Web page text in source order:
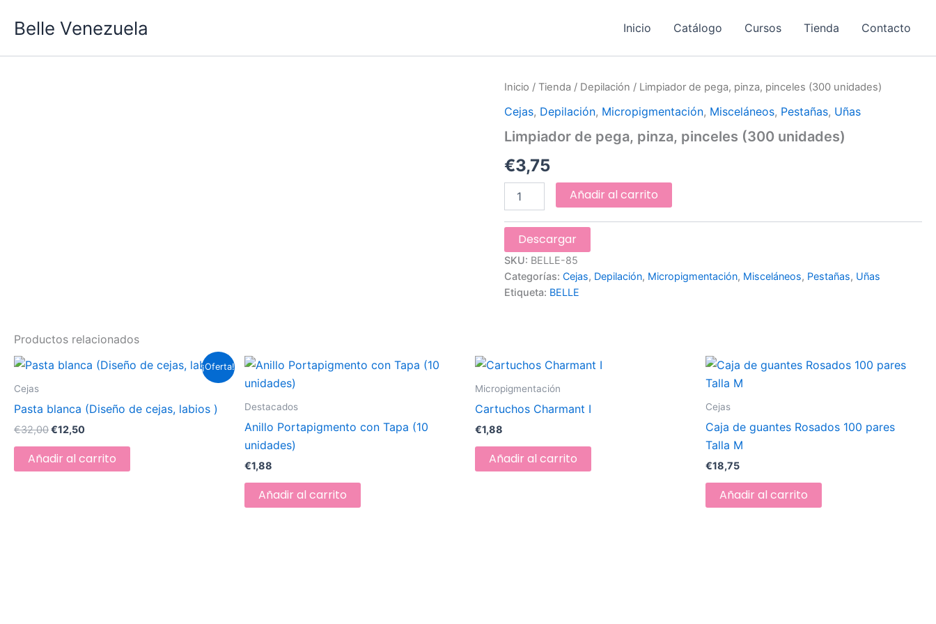
Belle Venezuela Inicio Catálogo Cursos Tienda Contacto
Inicio /Tienda / Depilación / Limpiador de pega, pinza, pinceles (300 unidades)
Cejas, Depilación, Micropigmentación, Misceláneos, Pestañas, Uñas
Limpiador de pega, pinza, pinceles (300 unidades)
€3,75
Limpiador
pega,
pinceles
unidades)
cantidad
Añadir al carrito
Descargar
SKU: BELLE-85
Categorías:Cejas, Depilación, Micropigmentación, Misceláneos, Pestañas, Uñas
Etiqueta: BELLE
Productos relacionados
¡Oferta!
Cejas
Pasta blanca (Diseño de cejas, labios )
€32,00
El
precio
€32,00.
€12,50
El
precio
€12,50.
Añadir al carrito
Destacados
Anillo Portapigmento con Tapa (10
unidades)
€1,88
Añadir al carrito
Micropigmentación
Cartuchos Charmant I
€1,88
Añadir al carrito
Cejas
Caja de guantes Rosados 100 pares
Talla M
€18,75
Añadir al carrito